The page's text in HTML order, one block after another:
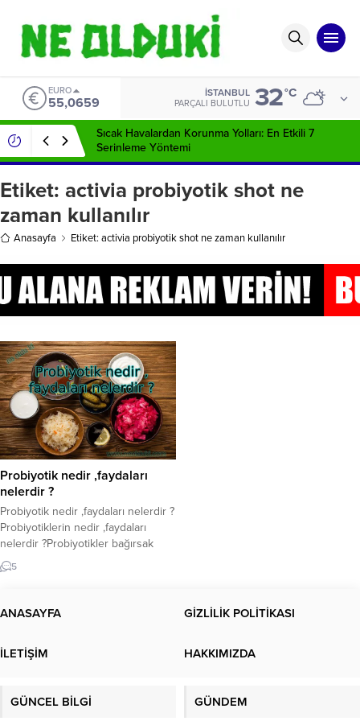
EURO
55,0659
İSTANBUL
PARÇALI BULUTLU 32°C
Sıcak Havalardan Korunma Yolları: En Etkili 7
Serinleme Yöntemi
Etiket: activia probiyotik shot ne
zaman kullanılır
Anasayfa Etiket: activia probiyotik shot ne zaman kullanılır
Probiyotik nedir ,faydaları
nelerdir ?
Probiyotik nedir ,faydaları nelerdir ?
Probiyotiklerin nedir ,faydaları
nelerdir ?Probiyotikler bağırsak
sağlığı için çok önemlidir. Peki nedir
bu probiyotikler, Probiyotik
Probiyotiklerin faydaları nelerdir ?
sağlık üzerinde olumlu etkisi olan
harcamasını ve kalori yakımını
5
ANASAYFA GİZLİLİK POLİTİKASI
İLETİŞİM HAKKIMIZDA
GÜNCEL BİLGİ GÜNDEM